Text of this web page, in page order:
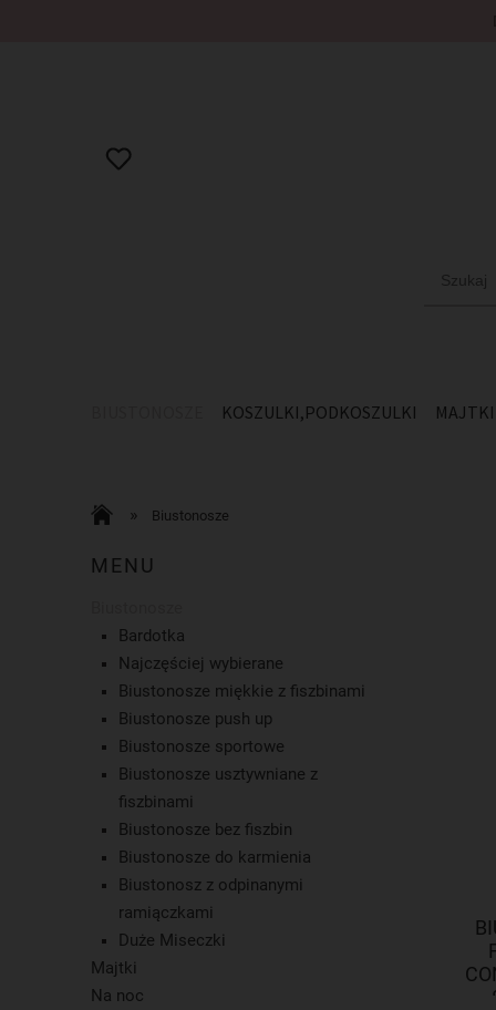
KOSZULKI,PODKOSZULKI MAJTKI
» Biustonosze
MENU
Bardotka
Najczęściej wybierane
Biustonosze miękkie z fiszbinami
Biustonosze push up
Biustonosze sportowe
Biustonosze usztywniane z
fiszbinami
Biustonosze bez fiszbin
Biustonosze do karmienia
Biustonosz z odpinanymi
ramiączkami
Duże Miseczki
Majtki
Na noc